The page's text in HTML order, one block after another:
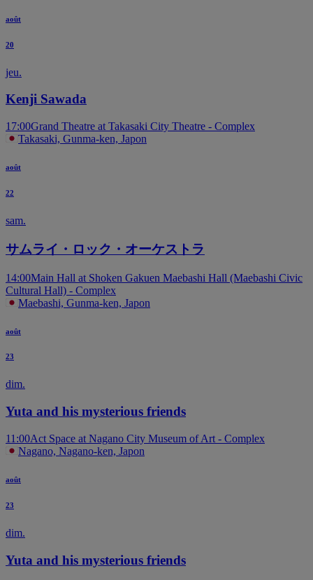
août
20
jeu.
Kenji Sawada
17:00Grand Theatre at Takasaki City Theatre - Complex
Takasaki, Gunma-ken, Japon
août
22
sam.
サムライ・ロック・オーケストラ
14:00Main Hall at Shoken Gakuen Maebashi Hall (Maebashi Civic
Cultural Hall) - Complex
Maebashi, Gunma-ken, Japon
août
23
dim.
Yuta and his mysterious friends
11:00Act Space at Nagano City Museum of Art - Complex
Nagano, Nagano-ken, Japon
août
23
dim.
Yuta and his mysterious friends